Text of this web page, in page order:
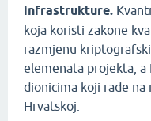
infrastrukture.
koja koristi zakone
razmjenu
elemenata projekta, a
dionicima koji rade
Hrvatskoj.